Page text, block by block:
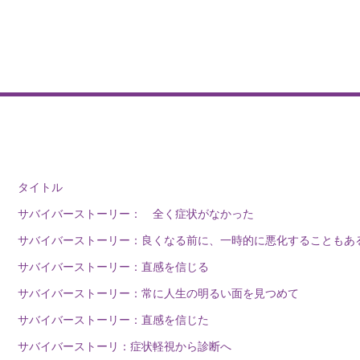
タイトル
サバイバーストーリー： 全く症状がなかった
サバイバーストーリー：良くなる前に、一時的に悪化することもあ
サバイバーストーリー：直感を信じる
サバイバーストーリー：常に人生の明るい面を見つめて
サバイバーストーリー：直感を信じた
サバイバーストーリ：症状軽視から診断へ